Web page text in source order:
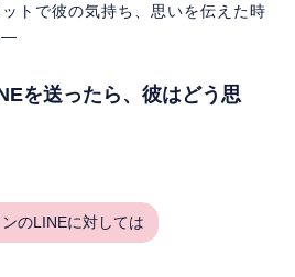
トで彼の気持ち、思いを伝えた時
を送ったら、彼はどう思
のLINEに対しては